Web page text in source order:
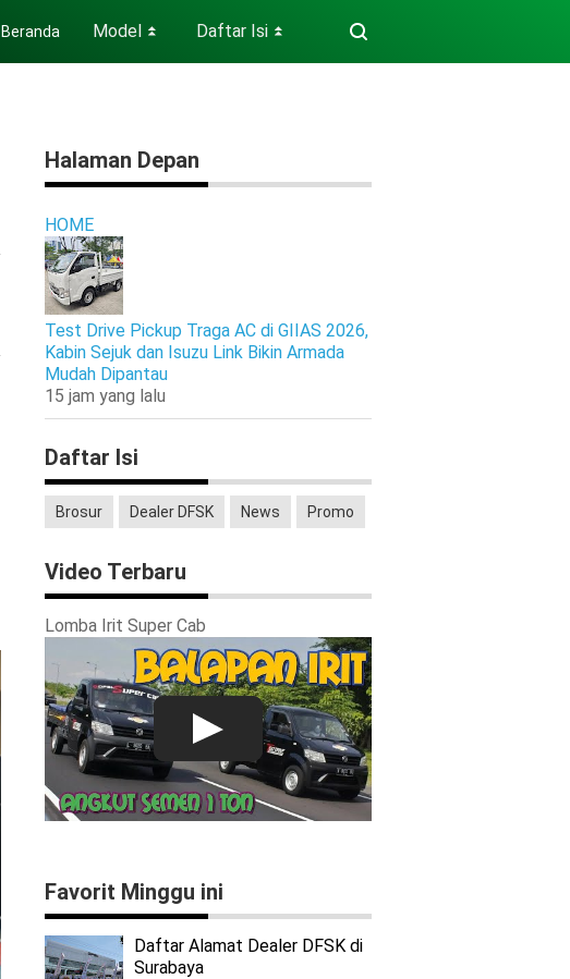
Beranda Model ⏬ Daftar Isi ⏬
Halaman Depan
HOME
Test Drive Pickup Traga AC di GIIAS 2026,
Kabin Sejuk dan Isuzu Link Bikin Armada
Mudah Dipantau
15 jam yang lalu
Daftar Isi
Brosur Dealer DFSK News Promo
Video Terbaru
Lomba Irit Super Cab
Favorit Minggu ini
Daftar Alamat Dealer DFSK di
Surabaya